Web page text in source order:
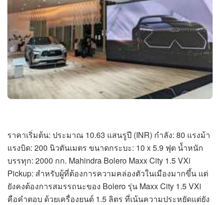
ราคาเริ่มต้น: ประมาณ 10.63 แสนรูปี (INR) กำลัง: 80 แรงม้า
แรงบิด: 200 นิวตันเมตร ขนาดกระบะ: 10 x 5.9 ฟุต น้ำหนัก
บรรทุก: 2000 กก. Mahindra Bolero Maxx City 1.5 VXi
Pickup: สำหรับผู้ที่ต้องการความคล่องตัวในเมืองมากขึ้น แต่
ยังคงต้องการสมรรถนะของ Bolero รุ่น Maxx City 1.5 VXi
คือคำตอบ ด้วยเครื่องยนต์ 1.5 ลิตร ที่เน้นความประหยัดแต่ยัง